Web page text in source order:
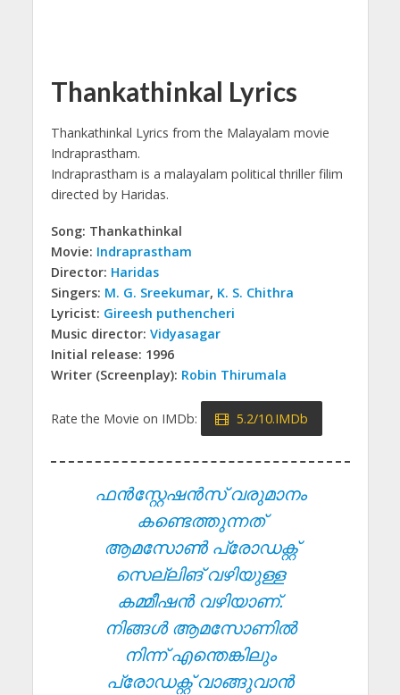
Thankathinkal Lyrics
Thankathinkal Lyrics from the Malayalam movie
Indraprastham.
Indraprastham is a malayalam political thriller filim
directed by Haridas.
Song: Thankathinkal
Movie: Indraprastham
Director: Haridas
Singers: M. G. Sreekumar, K. S. Chithra
Lyricist: Gireesh puthencheri
Music director: Vidyasagar
Initial release: 1996
Writer (Screenplay): Robin Thirumala
Rate the Movie on IMDb: 5.2/10.IMDb
ഫൻസ്റ്റേഷൻസ് വരുമാനം
കണ്ടെത്തുന്നത്
ആമസോൺ പ്രോഡക്റ്റ്
സെല്ലിങ് വഴിയുള്ള
കമ്മീഷൻ വഴിയാണ്.
നിങ്ങൾ ആമസോണിൽ
നിന്ന് എന്തെങ്കിലും
പ്രോഡക്റ്റ് വാങ്ങുവാൻ